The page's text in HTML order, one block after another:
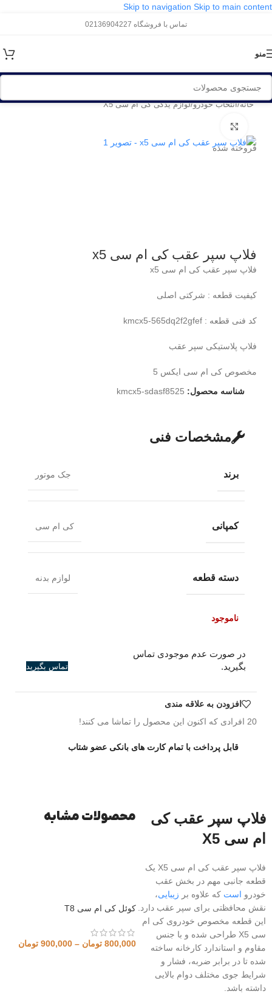
Skip to navigation Skip to main content
تماس با فروشگاه 02136904227
منو
خانه/انتخاب خودرو/لوازم یدکی کی ام سی X5
فروخته شده
فلاپ سپر عقب کی ام سی x5
فلاپ سپر عقب کی ام سی x5
کیفیت قطعه : شرکتی اصلی
کد فنی قطعه : kmcx5-565dq2f2gfef
فلاپ پلاستیکی سپر عقب
مخصوص کی ام سی ایکس 5
شناسه محصول: kmcx5-sdasf8525
مشخصات فنی
برند جک موتور
کمپانی کی ام سی
دسته قطعه لوازم بدنه
ناموجود
در صورت عدم موجودی تماس
بگیرید.
تماس بگیرید
افزودن به علاقه مندی
20 افرادی که اکنون این محصول را تماشا می کنند!
قابل پرداخت با تمام کارت های بانکی عضو شتاب
فلاپ سپر عقب کی
ام سی X5
فلاپ سپر عقب کی ام سی X5 یک
قطعه جانبی مهم در بخش عقب
خودرو است که علاوه بر زیبایی،
نقش محافظتی برای سپر عقب دارد.
این قطعه مخصوص خودروی کی ام
سی X5 طراحی شده و با جنس
مقاوم و استاندارد کارخانه ساخته
شده تا در برابر ضربه، فشار و
شرایط جوی مختلف دوام بالایی
داشته باشد.
محصولات مشابه
کوئل کی ام سی T8
800,000 تومان –
900,000 تومان